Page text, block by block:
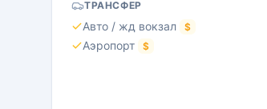
ТРАНСФЕР
Авто / жд вокзал $
Аэропорт $